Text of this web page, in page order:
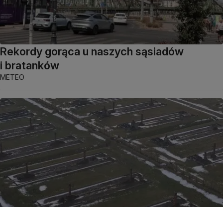
Rekordy gorąca u naszych sąsiadów
i bratanków
METEO